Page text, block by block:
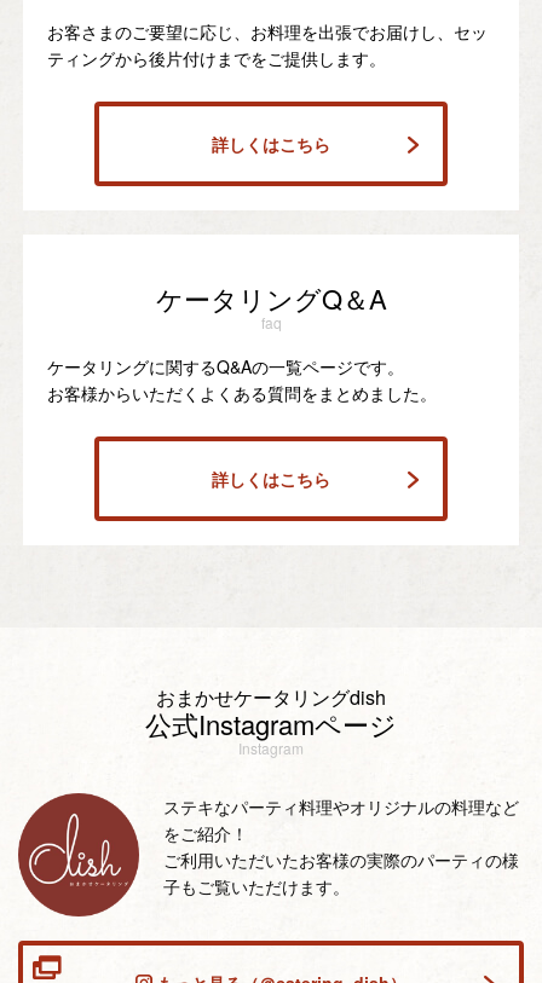
お客さまのご要望に応じ、お料理を出張でお届けし、セッ
ティングから後片付けまでをご提供します。
詳しくはこちら
ケータリングQ＆A
faq
ケータリングに関するQ&Aの一覧ページです。
お客様からいただくよくある質問をまとめました。
詳しくはこちら
おまかせケータリングdish
公式Instagramページ
Instagram
ステキなパーティ料理やオリジナルの料理など
をご紹介！
ご利用いただいたお客様の実際のパーティの様
子もご覧いただけます。